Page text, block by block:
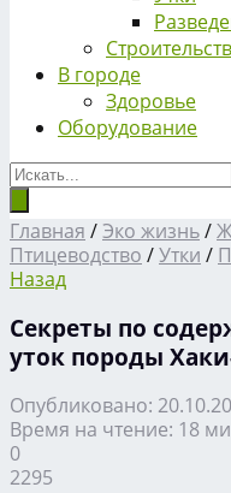
В городе
Здоровье
Оборудование
Главная /Эко жизнь/
Птицеводство /Утки /
Назад
Секреты по
уток породы
Опубликовано:
Время на чтение: 18
0
2295